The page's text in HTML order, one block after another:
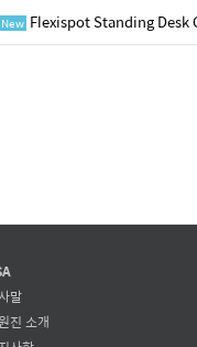
New Flexispot Standing Desk
말
진 소개